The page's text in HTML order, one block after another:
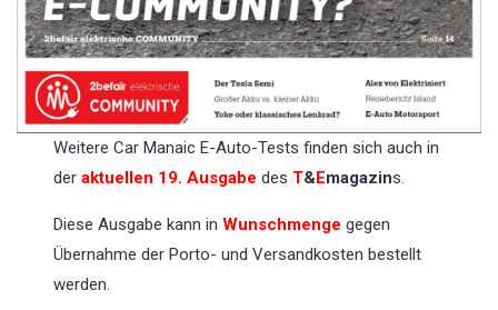
Weitere Car Manaic E-Auto-Tests finden sich auch in
deraktuellen 19. Ausgabe des T&Emagazins.
Diese Ausgabe kann inWunschmenge gegen
Übernahme der Porto- und Versandkosten bestellt
werden.